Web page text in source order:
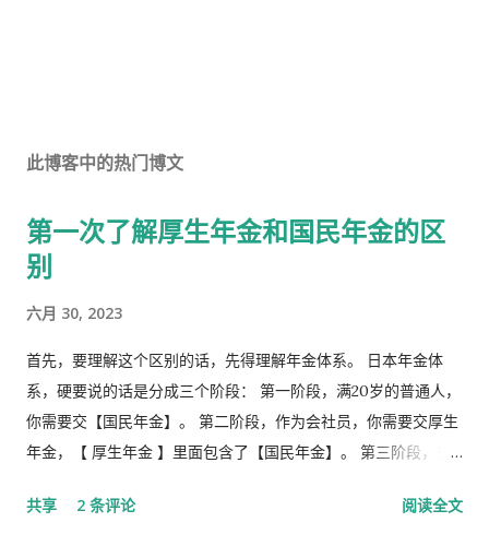
此博客中的热门博文
第一次了解厚生年金和国民年金的区
别
六月 30, 2023
首先，要理解这个区别的话，先得理解年金体系。 日本年金体
系，硬要说的话是分成三个阶段： 第一阶段，满20岁的普通人，
你需要交【国民年金】。 第二阶段，作为会社员，你需要交厚生
年金，【 厚生年金 】里面包含了【国民年金】。 第三阶段，究
槽的。 第1号被保险者：20岁以上60岁未满农业者，自营业者，
共享 2 条评论 阅读全文